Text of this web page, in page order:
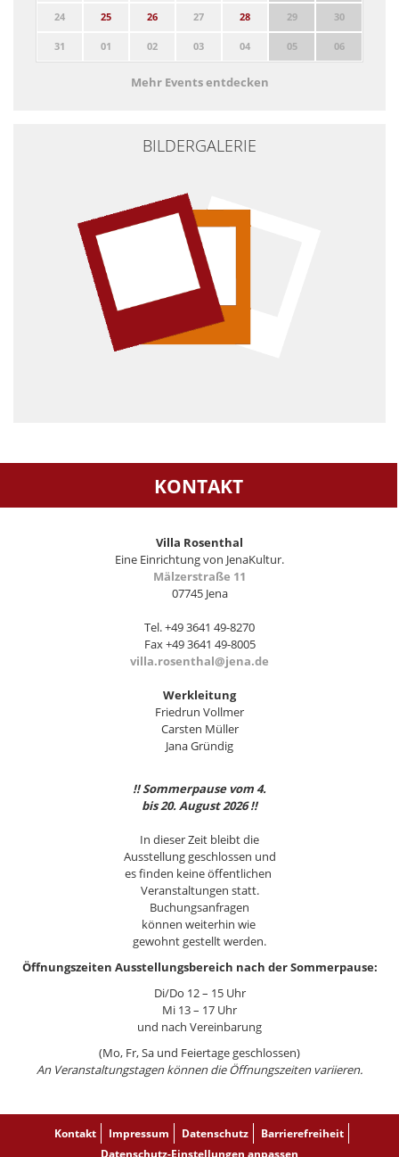
24 25 26 27 28 29 30
31 01 02 03 04 05 06
Mehr Events entdecken
BILDERGALERIE
KONTAKT
Villa Rosenthal
Eine Einrichtung von JenaKultur.
Mälzerstraße 11
07745 Jena
Tel. +49 3641 49-8270
Fax +49 3641 49-8005
villa.rosenthal@jena.de
Werkleitung
Friedrun Vollmer
Carsten Müller
Jana Gründig
!! Sommerpause vom 4.
bis 20. August 2026 !!
In dieser Zeit bleibt die
Ausstellung geschlossen und
es finden keine öffentlichen
Veranstaltungen statt.
Buchungsanfragen
können weiterhin wie
gewohnt gestellt werden.
Öffnungszeiten Ausstellungsbereich nach der Sommerpause:
Di/Do 12 – 15 Uhr
Mi 13 – 17 Uhr
und nach Vereinbarung
(Mo, Fr, Sa und Feiertage geschlossen)
An Veranstaltungstagen können die Öffnungszeiten variieren.
Kontakt Impressum Datenschutz
Barrierefreiheit
Datenschutz-Einstellungen anpassen